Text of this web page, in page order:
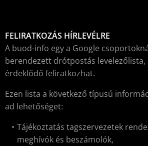
FELIRATKOZÁS HÍRLEVÉLRE
A buod-info egy a Google
berendezett drótpostás
érdeklődő feliratkozhat.
Ezen lista a következő típusú
ad lehetőséget:
Tájékoztatás tagszervezetek
meghívók és beszámolók,